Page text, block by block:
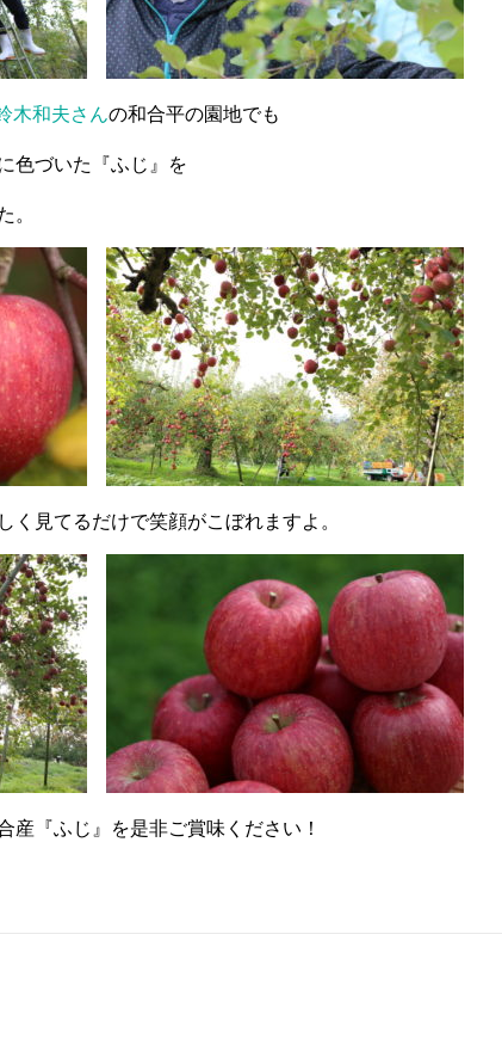
木和夫さんの和合平の園地でも
色づいた『ふじ』を
見てるだけで笑顔がこぼれますよ。
産『ふじ』を是非ご賞味ください！